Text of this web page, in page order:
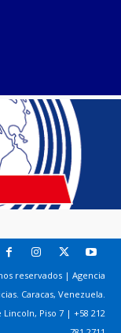
reservados | Agencia
Caracas, Venezuela.
Piso 7 | +58 212